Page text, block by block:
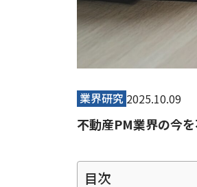
業界研究 2025.10.09
不動産PM業界の今
目次